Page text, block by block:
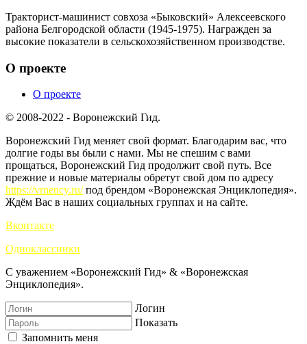
Тракторист-машинист совхоза «Быковский» Алексеевского
района Белгородской области (1945-1975). Награжден за
высокие показатели в сельскохозяйственном производстве.
О проекте
О проекте
© 2008-2022 - Воронежский Гид.
Воронежский Гид меняет свой формат. Благодарим вас, что
долгие годы вы были с нами. Мы не спешим с вами
прощаться, Воронежский Гид продолжит свой путь. Все
прежние и новые материалы обретут свой дом по адресу
https://vrnency.ru/под брендом «Воронежская Энциклопедия».
Ждём Вас в наших социальных группах и на сайте.
Вконтакте
Одноклассники
С уважением «Воронежский Гид» & «Воронежская
Энциклопедия».
Логин
Показать
Запомнить меня